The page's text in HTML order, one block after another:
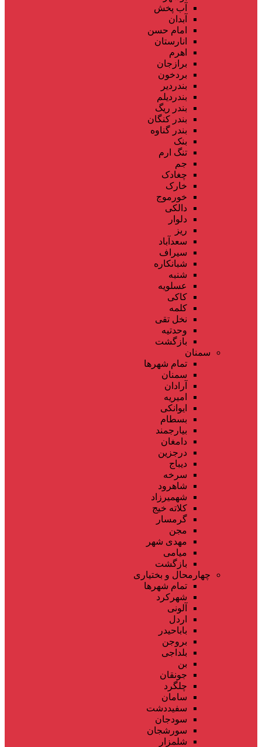
آب پخش
آبدان
امام حسن
انارستان
اهرم
برازجان
بردخون
بندردیر
بندردیلم
بندر ریگ
بندر کنگان
بندر گناوه
بنک
تنگ ارم
جم
چغادک
خارک
خورموج
دالکی
دلوار
ریز
سعدآباد
سیراف
شبانکاره
شنبه
عسلویه
کاکی
کلمه
نخل تقی
وحدتیه
بازگشت
سمنان
تمام شهر‌ها
سمنان
آرادان
امیریه
ایوانکی
بسطام
بیارجمند
دامغان
درجزین
دیباج
سرخه
شاهرود
شهمیرزاد
کلاته خیج
گرمسار
مجن
مهدی شهر
میامی
بازگشت
چهارمحال و بختیاری
تمام شهر‌ها
شهرکرد
آلونی
اردل
باباحیدر
بروجن
بلداجی
بن
جونقان
چلگرد
سامان
سفیددشت
سودجان
سورشجان
شلمزار